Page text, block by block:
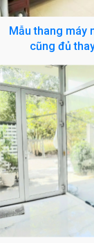
Mẫu thang máy
cũng đủ